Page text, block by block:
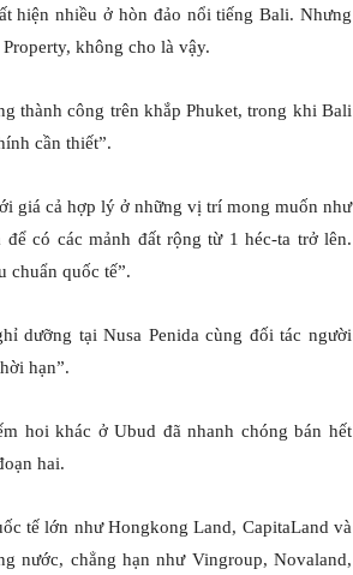
hiện nhiều ở hòn đảo nổi tiếng Bali. Nhưng
không cho là vậy.
thành công trên khắp Phuket, trong khi Bali
cần thiết”.
giá cả hợp lý ở những vị trí mong muốn như
có các mảnh đất rộng từ 1 héc-ta trở lên.
chuẩn quốc tế”.
dưỡng tại Nusa Penida cùng đối tác người
hạn”.
hoi khác ở Ubud đã nhanh chóng bán hết
hai.
tế lớn như Hongkong Land, CapitaLand và
nước, chẳng hạn như Vingroup, Novaland,